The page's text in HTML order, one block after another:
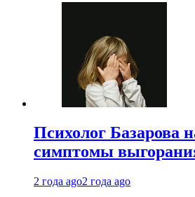
Психолог Базарова
симптомы
2 года ago2 года ago